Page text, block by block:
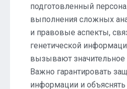
подготовленный
выполнения сложных
и правовые аспекты,
генетической
вызывают значительное
Важно гарантировать
информации и